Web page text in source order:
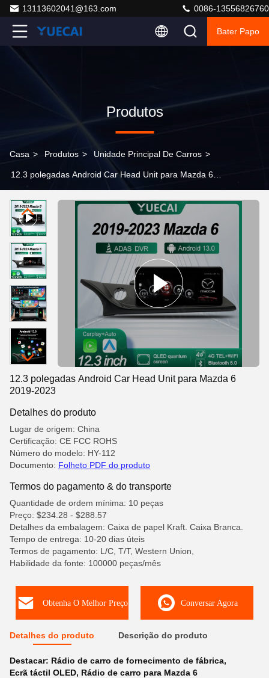
13113602041@163.com 0086-13556826760
Bater Papo
Produtos
Casa > Produtos > Unidade Principal De Carros >
12.3 polegadas Android Car Head Unit para Mazda 6
12.3 polegadas Android Car Head Unit para Mazda 6
2019-2023
Detalhes do produto
Lugar de origem: China
Certificação: CE FCC ROHS
Número do modelo: HY-112
Documento: Folheto PDF do produto
Termos do pagamento & do transporte
Quantidade de ordem mínima: 10 peças
Preço: $234.28 - $288.57
Detalhes da embalagem: Caixa de papel Kraft. Caixa Branca.
Tempo de entrega: 10-20 dias úteis
Termos de pagamento: L/C, T/T, Western Union,
Habilidade da fonte: 100000 peças/mês
Obtenha O Melhor Preço Conversar Agora
Detalhes do produto Descrição do produto
Destacar: Rádio de carro de fornecimento de fábrica,
Ecrã táctil OLED, Rádio de carro para Mazda 6